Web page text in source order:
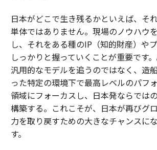
日本がどこで生き残るかといえば、そ
単体ではありません。現場のノウハウ
し、それをある種のIP（知的財産）や
しっかりと握っていくことが重要です
汎用的なモデルを追うのではなく、造
った特定の環境下で最高レベルのパフ
領域にフォーカスし、日本発ならでは
構築する。これこそが、日本が再びグ
力を取り戻すための大きなチャンスに
す。